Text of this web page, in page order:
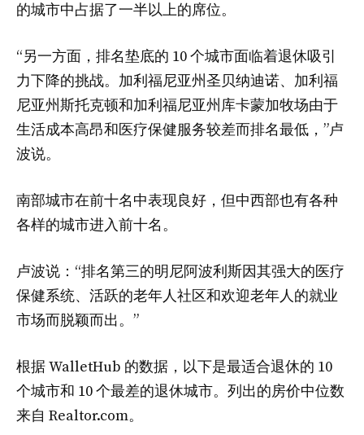
的城市中占据了一半以上的席位。
“另一方面，排名垫底的 10 个城市面临着退休吸引
力下降的挑战。加利福尼亚州圣贝纳迪诺、加利福
尼亚州斯托克顿和加利福尼亚州库卡蒙加牧场由于
生活成本高昂和医疗保健服务较差而排名最低，”卢
波说。
南部城市在前十名中表现良好，但中西部也有各种
各样的城市进入前十名。
卢波说：“排名第三的明尼阿波利斯因其强大的医疗
保健系统、活跃的老年人社区和欢迎老年人的就业
市场而脱颖而出。”
根据 WalletHub 的数据，以下是最适合退休的 10
个城市和 10 个最差的退休城市。列出的房价中位数
来自 Realtor.com。